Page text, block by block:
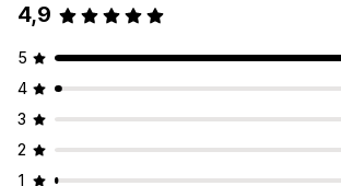
4,9
5
4
3
2
1